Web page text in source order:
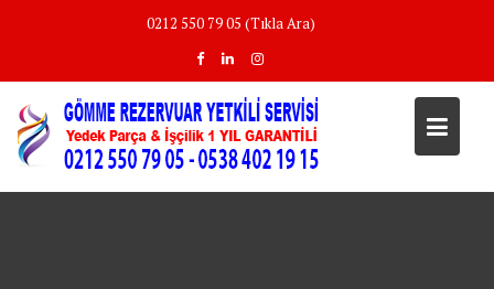
0212 550 79 05 (Tıkla Ara)